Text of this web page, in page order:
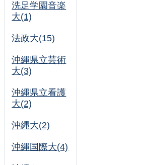
洗足学園音楽
大(1)
法政大(15)
沖縄県立芸術
大(3)
沖縄県立看護
大(2)
沖縄大(2)
沖縄国際大(4)